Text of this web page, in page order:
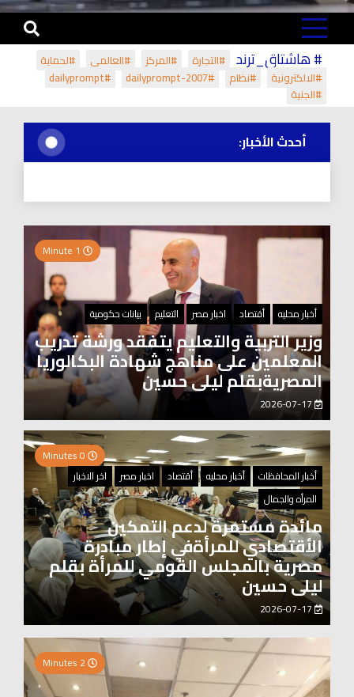
# هاشتاق_ترند #التجارة #المركز #العالمي
#لحماية
#الالكترونية
#نظام #dailyprompt-2007
#dailyprompt
#الجنية
أحدث الأخبار:
أخبار محليه أقتصاد اخبار مصر التعليم بيانات حكومية
وزير التربية والتعليم يتفقد ورشة تدريب
المعلمين على مناهج شهادة البكالوريا
المصريةبقلم ليلى حسين
أخبار المحافظات
أخبار محليه أقتصاد اخبار مصر
اخر الاخبار
المرأه والجمال
مائدة مستمرة لدعم التمكين
الأقتصادي للمرأةفي إطار مبادرة
مصرية بالمجلس القومي للمرأة بقلم
ليلى حسين
2026-07-17